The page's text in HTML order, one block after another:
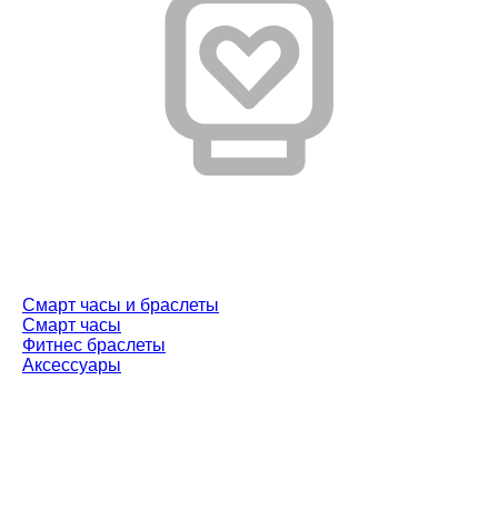
Смарт часы и браслеты
Смарт часы
Фитнес браслеты
Аксессуары